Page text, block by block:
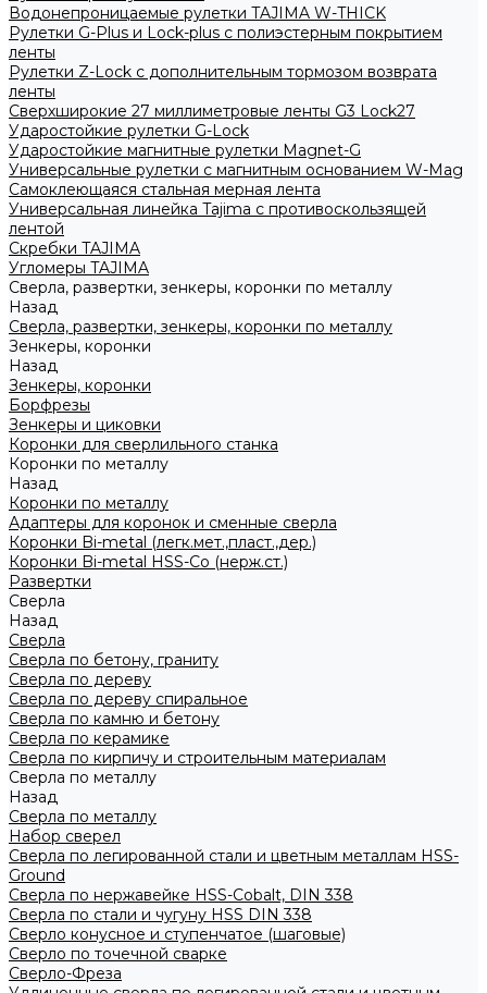
Водонепроницаемые рулетки TAJIMA W-THICK
Рулетки G-Plus и Lock-plus с полиэстерным покрытием
ленты
Рулетки Z-Lock с дополнительным тормозом возврата
ленты
Сверхширокие 27 миллиметровые ленты G3 Lock27
Ударостойкие рулетки G-Lock
Ударостойкие магнитные рулетки Magnet-G
Универсальные рулетки с магнитным основанием W-Mag
Самоклеющаяся стальная мерная лента
Универсальная линейка Tajima с противоскользящей
лентой
Скребки TAJIMA
Угломеры TAJIMA
Сверла, развертки, зенкеры, коронки по металлу
Назад
Сверла, развертки, зенкеры, коронки по металлу
Зенкеры, коронки
Назад
Зенкеры, коронки
Борфрезы
Зенкеры и циковки
Коронки для сверлильного станка
Коронки по металлу
Назад
Коронки по металлу
Адаптеры для коронок и сменные сверла
Коронки Bi-metal (легк.мет.,пласт.,дер.)
Коронки Bi-metal HSS-Co (нерж.ст.)
Развертки
Сверла
Назад
Сверла
Сверла по бетону, граниту
Сверла по дереву
Сверла по дереву спиральное
Сверла по камню и бетону
Сверла по керамике
Сверла по кирпичу и строительным материалам
Сверла по металлу
Назад
Сверла по металлу
Набор сверел
Сверла по легированной стали и цветным металлам HSS-
Ground
Сверла по нержавейке HSS-Cobalt, DIN 338
Сверла по стали и чугуну HSS DIN 338
Сверло конусное и ступенчатое (шаговые)
Сверло по точечной сварке
Сверло-Фреза